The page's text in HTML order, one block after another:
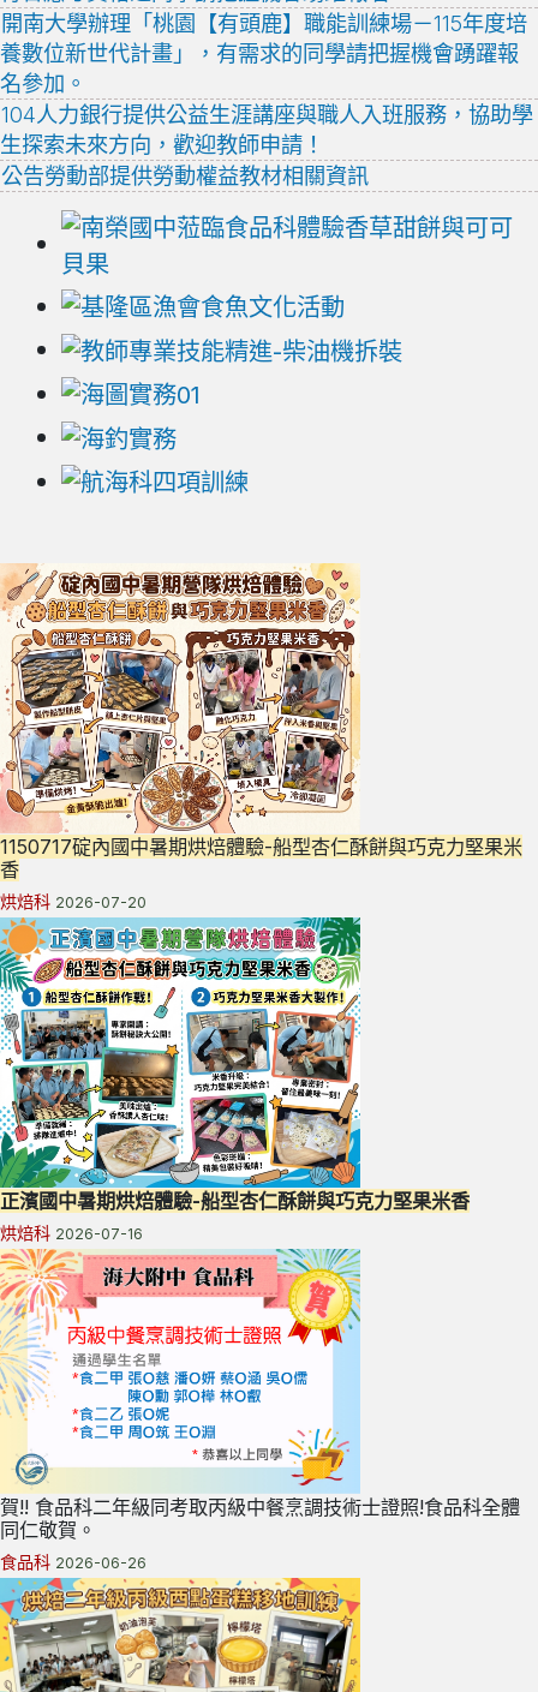
開南大學辦理「桃園【有頭鹿】職能訓練場－115年度培
養數位新世代計畫」，有需求的同學請把握機會踴躍報
名參加。
104人力銀行提供公益生涯講座與職人入班服務，協助學
生探索未來方向，歡迎教師申請！
公告勞動部提供勞動權益教材相關資訊
1150717碇內國中暑期烘焙體驗-船型杏仁酥餅與巧克力堅果米
香
烘焙科 2026-07-20
正濱國中暑期烘焙體驗-船型杏仁酥餅與巧克力堅果米香
烘焙科 2026-07-16
賀!! 食品科二年級同考取丙級中餐烹調技術士證照!食品科全體
同仁敬賀。
食品科 2026-06-26